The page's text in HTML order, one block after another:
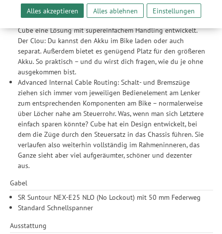
Werbeanzeigen für Sie bereitzustellen sowie Funktionalitäten
unserer Website sicherzustellen und stetig zu verbessern. Dabei
werden Ihre Daten auch an Drittanbieter und Werbepartner
weitergegeben. Die Verarbeitung erfolgt ausschließlich zum
Zwecke der Einbindung von Streaming-Inhalten und der
Durchführung von statistischer Analyse, Reichweitenmessungen,
Produktempfehlungen und nutzungsbasierter Werbung.
Informationen zu den einzelnen Funktionen, den Drittanbietern
und der Speicherdauer finden Sie unter Einstellungen. Diese
Einwilligung ist freiwillig, für die Nutzung unserer Website nicht
erforderlich und gilt, bis sie widerrufen wird. Sie können Ihre
Einwilligung unter Einstellungen lediglich für bestimmte
Drittanbieter erteilen und jederzeit für die Zukunft widerrufen.
Alles akzeptieren Alles ablehnen Einstellungen
Modular Battery System: Der Akku ist in vielerlei Hinsicht das
Herz eines E-Bikes – und mit dem Modular Battery System hat
Cube eine Lösung mit supereinfachem Handling entwickelt.
Der Clou: Du kannst den Akku im Bike laden oder auch
separat. Außerdem bietet es genügend Platz für den größeren
Akku. So praktisch – und du wirst dich fragen, wie du je ohne
ausgekommen bist.
Advanced Internal Cable Routing: Schalt- und Bremszüge
ziehen sich immer vom jeweiligen Bedienelement am Lenker
zum entsprechenden Komponenten am Bike – normalerweise
über Löcher nahe am Steuerrohr. Was, wenn man sich Letztere
einfach sparen könnte? Cube hat ein Design entwickelt, bei
dem die Züge durch den Steuersatz in das Chassis führen. Sie
verlaufen also weiterhin vollständig im Rahmeninneren, das
Ganze sieht aber viel aufgeräumter, schöner und dezenter
aus.
Gabel
SR Suntour NEX-E25 NLO (No Lockout) mit 50 mm Federweg
Standard Schnellspanner
Ausstattung